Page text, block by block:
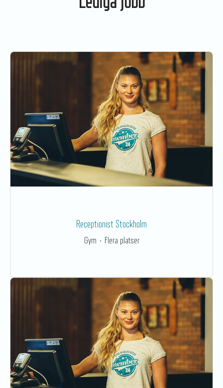
Receptionist Stockholm
Gym · Flera platser